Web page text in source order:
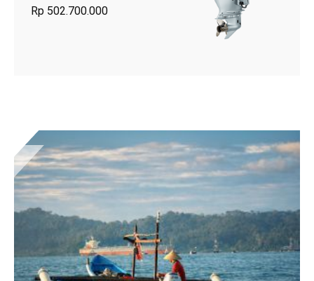
Rp 502.700.000